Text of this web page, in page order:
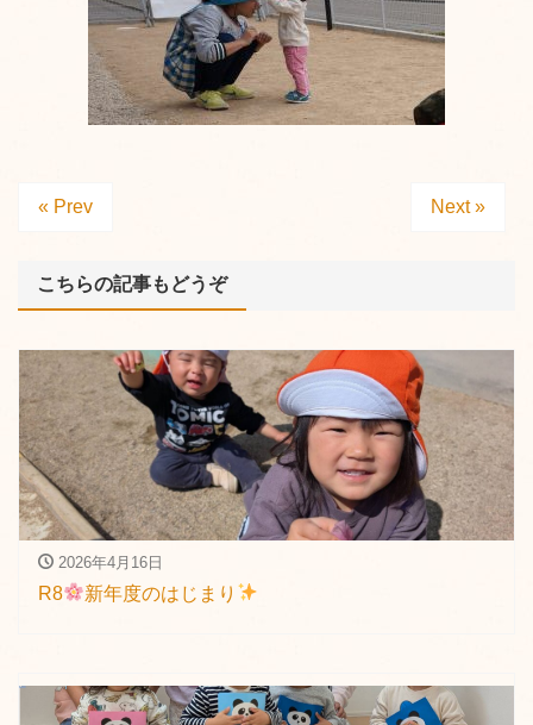
« Prev Next »
こちらの記事もどうぞ
2026年4月16日
R8 新年度のはじまり